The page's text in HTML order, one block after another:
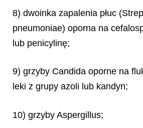
8) dwoinka zapalenia płuc
pneumoniae) oporna na
lub penicylinę;
9) grzyby Candida oporne na
leki z grupy azoli lub kandyn;
10) grzyby Aspergillus;